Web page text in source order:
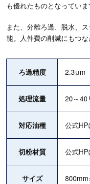
も優れたものとなっていま
また、分離ろ過、脱水、
能。人件費の削減にもつな
ろ過精度 2.3μm
処理流量 20～40
対応油種 公式HP
切粉材質 公式HP
サイズ